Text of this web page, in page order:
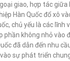
giao, hợp tác
Hàn Quốc đổ xô
chủ yếu là các
phần không nhỏ vào
đã dẫn đến nhu
sự phát triển